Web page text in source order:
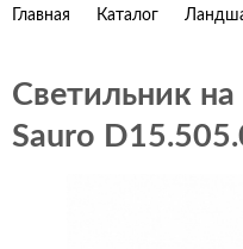
Главная Каталог
Светильник
Sauro